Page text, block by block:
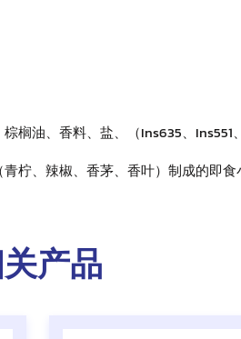
油、香料、盐、（Ins635、Ins551、
柠、辣椒、香茅、香叶）制成的即
产品